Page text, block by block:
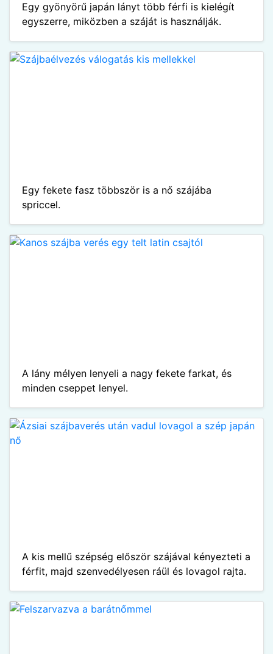
Egy gyönyörű japán lányt több férfi is kielégít
egyszerre, miközben a száját is használják.
Egy fekete fasz többször is a nő szájába
spriccel.
A lány mélyen lenyeli a nagy fekete farkat, és
minden cseppet lenyel.
A kis mellű szépség először szájával kényezteti a
férfit, majd szenvedélyesen ráül és lovagol rajta.